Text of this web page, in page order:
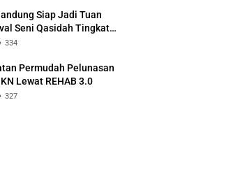
Siap Jadi Tuan
Seni Qasidah Tingkat
334
Permudah Pelunasan
Lewat REHAB 3.0
327